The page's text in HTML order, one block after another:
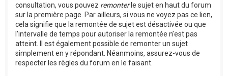
consultation, vous pouvez remonterle sujet en haut du forum
sur la première page. Par ailleurs, si vous ne voyez pas ce lien,
cela signifie que la remontée de sujet est désactivée ou que
l’intervalle de temps pour autoriser la remontée n’est pas
atteint. Il est également possible de remonter un sujet
simplement en y répondant. Néanmoins, assurez-vous de
respecter les règles du forum en le faisant.